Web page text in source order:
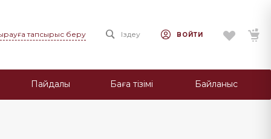
тапсырыс беру Іздеу ВОЙТИ
Пайдалы Баға тізімі Байланыс